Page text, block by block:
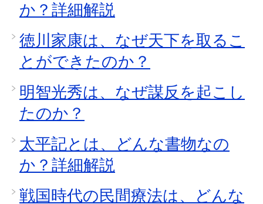
か？詳細解説
徳川家康は、なぜ天下を取るこ
とができたのか？
明智光秀は、なぜ謀反を起こし
たのか？
太平記とは、どんな書物なの
か？詳細解説
戦国時代の民間療法は、どんな